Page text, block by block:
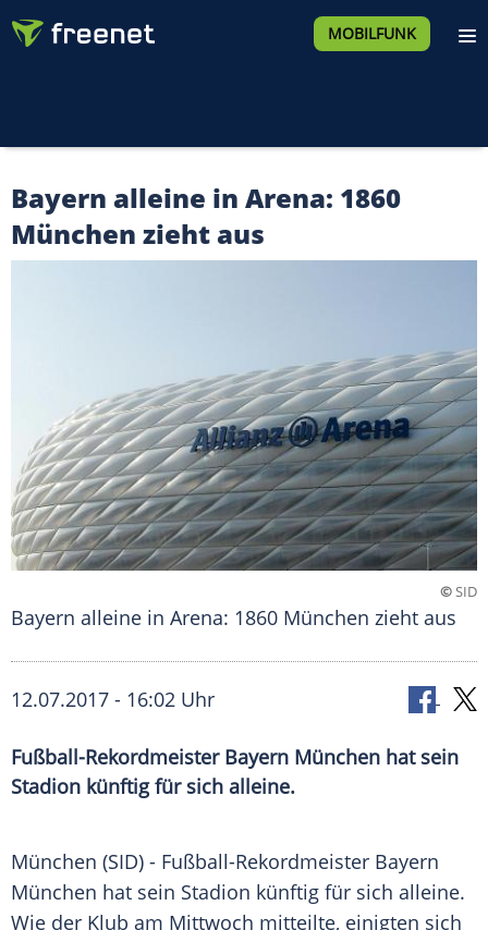
MOBILFUNK
Bayern alleine in Arena: 1860
München zieht aus
©SID
Bayern alleine in Arena: 1860 München zieht aus
12.07.2017 - 16:02 Uhr
Fußball-Rekordmeister Bayern München hat sein
Stadion künftig für sich alleine.
München (SID) - Fußball-Rekordmeister Bayern
München hat sein Stadion künftig für sich alleine.
Wie der Klub am Mittwoch mitteilte, einigten sich